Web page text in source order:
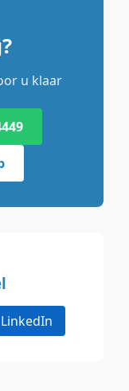
u klaar
LinkedIn